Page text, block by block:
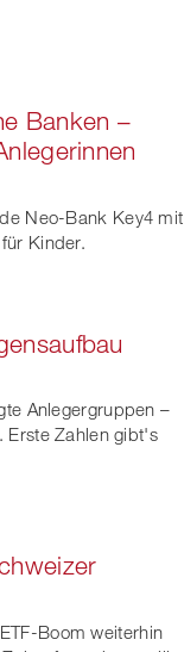
Banken –
Neo-Bank Key4 mit
Kinder.
Anlegergruppen –
Erste Zahlen gibt's
Boom weiterhin